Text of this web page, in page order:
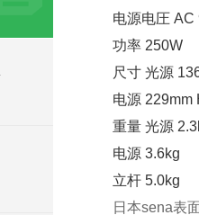
电源电圧 AC
功率 250W
尺寸 光源
电源 229mm
重量 光源
电源 3.6kg
立杆 5.0kg
日本sena表